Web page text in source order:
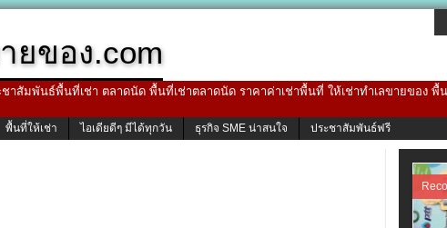
ยของ.com
าสัมพันธ์พื้นที่เช่า ตลาดนัด พื้นที่เช่าตลาดนัด ราคาค่าเช่าพื้นที่ ให้เช่าทำเลขายของ
พื้นที่ให้เช่า ไอเดียดีๆ มีได้ทุกวัน ธุรกิจ SME น่าสนใจ ประชาสัมพันธ์ฟรี